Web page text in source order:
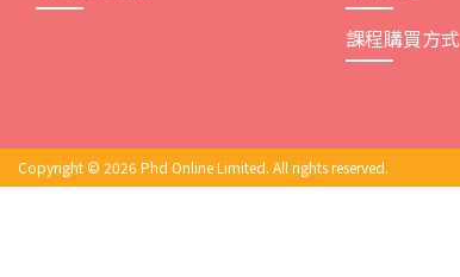
課程購買方式
Copyright © 2026 Phd Online Limited. All rights reserved.